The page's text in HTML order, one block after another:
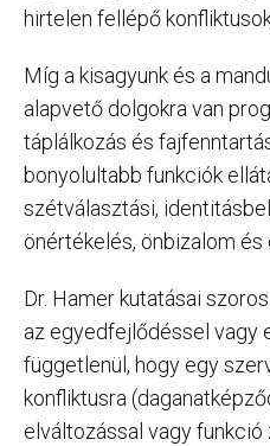
hirtelen fellépő
Míg a kisagyunk és a
alapvető dolgokra van
táplálkozás és
bonyolultabb funkciók
szétválasztási,
önértékelés, önbizalom és
Dr. Hamer kutatásai
az egyedfejlődéssel vagy
függetlenül, hogy egy
konfliktusra
elváltozással vagy funkció